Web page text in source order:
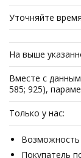
Уточняйте
На выше
Вместе с
585; 925),
Только у нас:
Возможность
Покупатель